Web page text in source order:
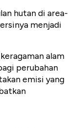
hutan di area-
menjadi
alam
perubahan
emisi yang